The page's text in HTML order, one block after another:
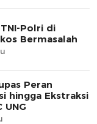
Polri di
Bermasalah
Peran
hingga Ekstraksi
UNG